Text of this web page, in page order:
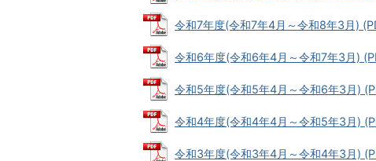
令和7年度(令和7年4月～令和8年3月)
令和6年度(令和6年4月～令和7年3月)
令和5年度(令和5年4月～令和6年3月)
令和4年度(令和4年4月～令和5年3月)
令和3年度(令和3年4月～令和4年3月)